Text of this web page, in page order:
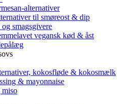
alternativer
til smøreost & dip
smagsgivere
vegansk kød & åst
kokosfløde & kokosmælk
& mayonnaise
miso